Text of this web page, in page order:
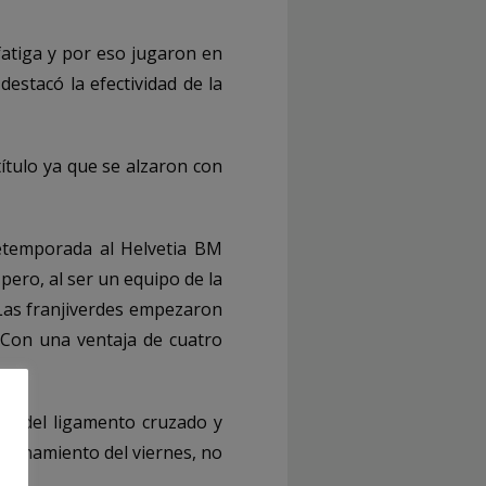
y por eso jugaron en
la efectividad de la
ya que se alzaron con
al Helvetia BM
al ser un equipo de la
franjiverdes empezaron
una ventaja de cuatro
del ligamento cruzado y
del viernes, no